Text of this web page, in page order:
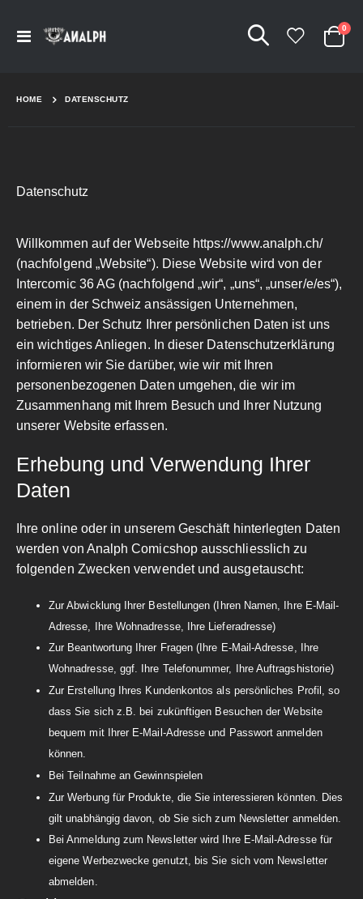
Navigation
Cart
0
HOME DATENSCHUTZ
Datenschutz
Willkommen auf der Webseite https://www.analph.ch/
(nachfolgend „Website“). Diese Website wird von der
Intercomic 36 AG (nachfolgend „wir“, „uns“, „unser/e/es“),
einem in der Schweiz ansässigen Unternehmen,
betrieben. Der Schutz Ihrer persönlichen Daten ist uns
ein wichtiges Anliegen. In dieser Datenschutzerklärung
informieren wir Sie darüber, wie wir mit Ihren
personenbezogenen Daten umgehen, die wir im
Zusammenhang mit Ihrem Besuch und Ihrer Nutzung
unserer Website erfassen.
Erhebung und Verwendung Ihrer
Daten
Ihre online oder in unserem Geschäft hinterlegten Daten
werden von Analph Comicshop ausschliesslich zu
folgenden Zwecken verwendet und ausgetauscht:
Zur Abwicklung Ihrer Bestellungen (Ihren Namen, Ihre E-Mail-
Adresse, Ihre Wohnadresse, Ihre Lieferadresse)
Zur Beantwortung Ihrer Fragen (Ihre E-Mail-Adresse, Ihre
Wohnadresse, ggf. Ihre Telefonummer, Ihre Auftragshistorie)
Zur Erstellung Ihres Kundenkontos als persönliches Profil, so
dass Sie sich z.B. bei zukünftigen Besuchen der Website
bequem mit Ihrer E-Mail-Adresse und Passwort anmelden
können.
Bei Teilnahme an Gewinnspielen
Zur Werbung für Produkte, die Sie interessieren könnten. Dies
gilt unabhängig davon, ob Sie sich zum Newsletter anmelden.
Bei Anmeldung zum Newsletter wird Ihre E-Mail-Adresse für
eigene Werbezwecke genutzt, bis Sie sich vom Newsletter
abmelden.